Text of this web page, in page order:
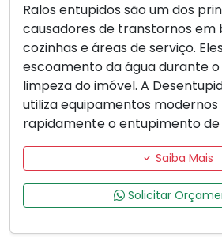
Ralos entupidos são um dos
causadores de transtornos em
cozinhas e áreas de serviço.
escoamento da água durante
limpeza do imóvel. A
utiliza equipamentos
rapidamente o entupimento de
Saiba Mais
Solicitar